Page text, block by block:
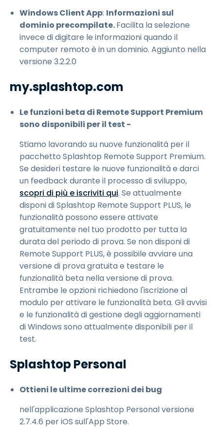
Windows Client App: Informazioni sul
dominio precompilate.Facilita la selezione
invece di digitare le informazioni quando il
computer remoto è in un dominio. Aggiunto nella
versione 3.2.2.0
my.splashtop.com
Le funzioni beta di Remote Support Premium
sono disponibili per il test -
Stiamo lavorando su nuove funzionalità per il
pacchetto Splashtop Remote Support Premium.
Se desideri testare le nuove funzionalità e darci
un feedback durante il processo di sviluppo,
scopri di più e iscriviti qui. Se attualmente
disponi di Splashtop Remote Support PLUS, le
funzionalità possono essere attivate
gratuitamente nel tuo prodotto per tutta la
durata del periodo di prova. Se non disponi di
Remote Support PLUS, è possibile avviare una
versione di prova gratuita e testare le
funzionalità beta nella versione di prova.
Entrambe le opzioni richiedono l'iscrizione al
modulo per attivare le funzionalità beta. Gli avvisi
e le funzionalità di gestione degli aggiornamenti
di Windows sono attualmente disponibili per il
test.
Splashtop Personal
Ottieni le ultime correzioni dei bug
nell'applicazione Splashtop Personal versione
2.7.4.6 per iOS sull'App Store.